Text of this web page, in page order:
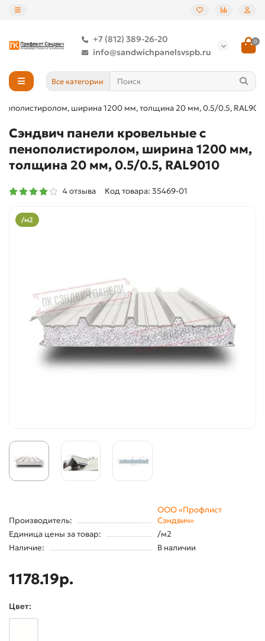
+7 (812) 389-26-20
info@sandwichpanelsvspb.ru
0
Все категории
ширина 1200 мм, толщина 20 мм, 0.5/0.5,
Сэндвич панели кровельные с
пенополистиролом, ширина 1200 мм,
толщина 20 мм, 0.5/0.5, RAL9010
4 отзыва Код товара: 35469-01
/м2
Производитель:
ООО «Профлист
Сэндвич»
Единица цены за товар:
/м2
Наличие:
В наличии
1178.19р.
Цвет: